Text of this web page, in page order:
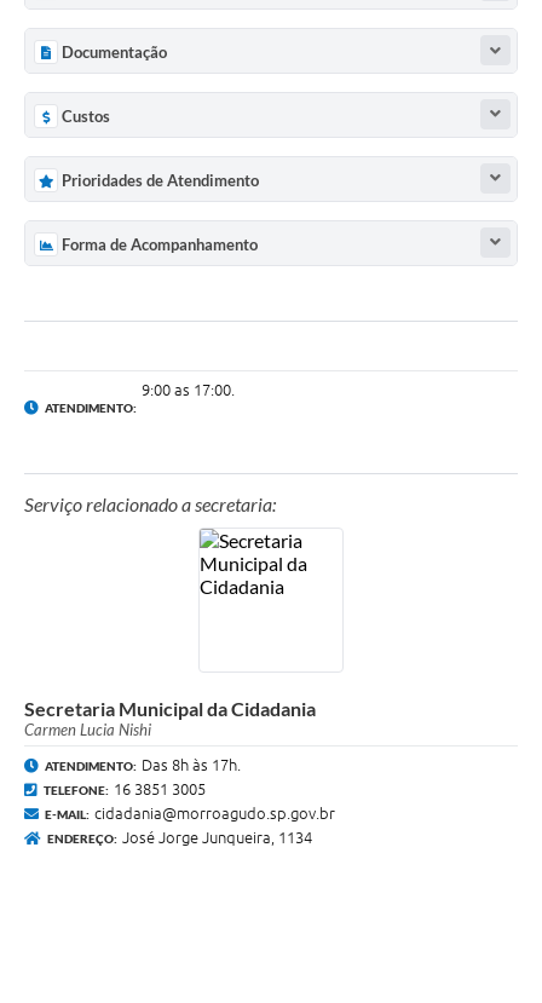
Documentação
Custos
Prioridades de Atendimento
Forma de Acompanhamento
ATENDIMENTO:
9:00 as 17:00.
Serviço relacionado a secretaria:
Secretaria Municipal da Cidadania
Carmen Lucia Nishi
ATENDIMENTO: Das 8h às 17h.
TELEFONE: 16 3851 3005
E-MAIL: cidadania@morroagudo.sp.gov.br
ENDEREÇO: José Jorge Junqueira, 1134